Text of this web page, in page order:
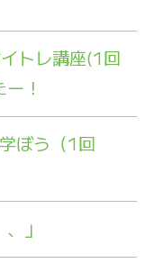
トレ講座(1回
！
ぼう（1回
」